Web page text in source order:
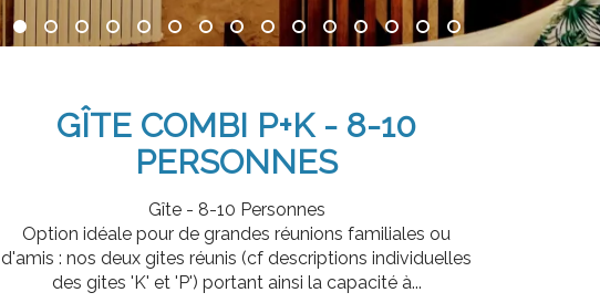
GÎTE COMBI P+K - 8-10
PERSONNES
Gîte - 8-10 Personnes
Option idéale pour de grandes réunions familiales ou
d'amis : nos deux gites réunis (cf descriptions individuelles
des gites 'K' et 'P') portant ainsi la capacité à...